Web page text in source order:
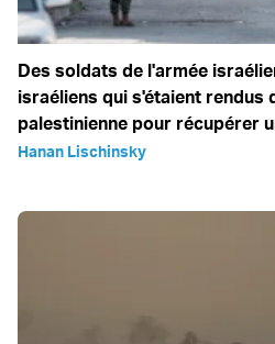
Des soldats de l'armée
israéliens qui s'étaient rendus
palestinienne pour récupérer
Hanan Lischinsky